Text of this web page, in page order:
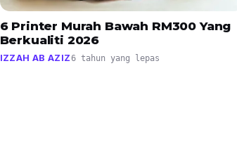
6 Printer Murah Bawah RM300 Yang
Berkualiti 2026
IZZAH AB AZIZ6 tahun yang lepas